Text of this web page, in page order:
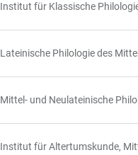
Institut für Klassische
Lateinische Philologie des
Mittel- und Neulateinische
Institut für Altertumskunde,